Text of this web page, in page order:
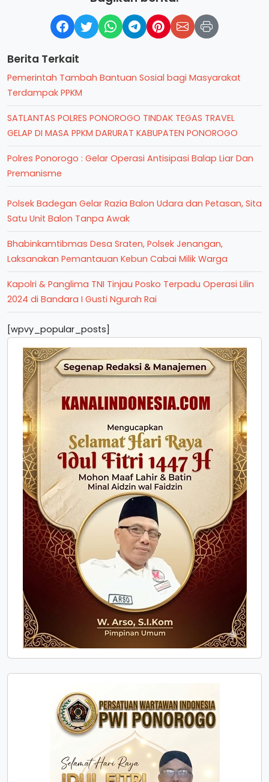
Berita Terkait
Pemerintah Tambah Bantuan Sosial bagi Masyarakat
Terdampak PPKM
SATLANTAS POLRES PONOROGO TINDAK TEGAS TRAVEL
GELAP DI MASA PPKM DARURAT KABUPATEN PONOROGO
Polres Ponorogo : Gelar Operasi Antisipasi Balap Liar Dan
Premanisme
Polsek Badegan Gelar Razia Balon Udara dan Petasan, Sita
Satu Unit Balon Tanpa Awak
Bhabinkamtibmas Desa Sraten, Polsek Jenangan,
Laksanakan Pemantauan Kebun Cabai Milik Warga
Kapolri & Panglima TNI Tinjau Posko Terpadu Operasi Lilin
2024 di Bandara I Gusti Ngurah Rai
[wpvy_popular_posts]